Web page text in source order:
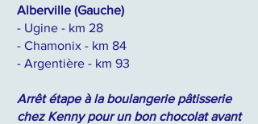
Alberville (Gauche)
- Ugine - km 28
- Chamonix - km 84
- Argentière - km 93
Arrêt étape à la boulangerie pâtisserie
chez Kenny pour un bon chocolat avant